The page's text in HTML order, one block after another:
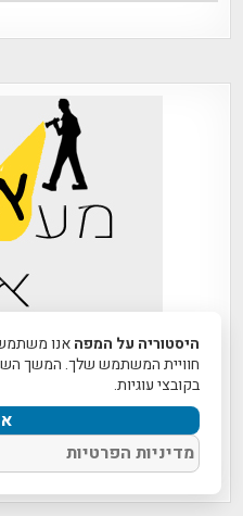
לחצו
היסטוריה על המפה
חוויית המשתמש שלך. המשך
בקובצי עוגיות.
מדיניות הפרטיות